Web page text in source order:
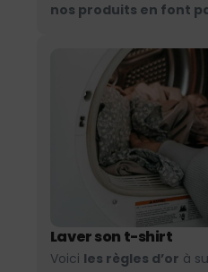
nos produits en font
Laver son t-shirt
Voici les règles d’or à